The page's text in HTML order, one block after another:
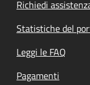
Richiedi
Statistiche del
Leggi le FAQ
Pagamenti